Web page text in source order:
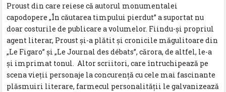
Proust din care reiese că autorul monumentalei
capodopere „În căutarea timpului pierdut” a suportat nu
doar costurile de publicare a volumelor. Fiindu-și propriul
agent literar, Proust și-a plătit și cronicile măgulitoare din
„Le Figaro” și „Le Journal des débats”, cărora, de altfel, le-a
și imprimat tonul. Altor scriitori, care întruchipează pe
scena vieții personaje la concurență cu cele mai fascinante
plăsmuiri literare, farmecul personalității le galvanizează